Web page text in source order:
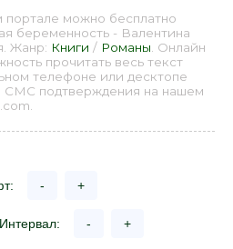
можно бесплатно
беременность - Валентина
Жанр: Книги / Романы . Онлайн
прочитать весь текст
телефоне или десктопе
СМС подтверждения на нашем
- +
Интервал: - +